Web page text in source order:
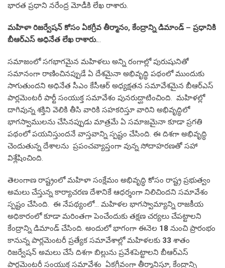
భారత ప్రధాని నరేంద్ర మోడీకి లేఖ రాశారు.
మహిళా రిజర్వేషన్ కోసం ఏకగ్రీవ తీర్మానం, కేంద్రాన్ని డిమాండ్ – ప్రధానికి
బీఆర్ఎస్ అధినేత లేఖ రాశారు...
సమాజంలో సగభాగమైన మహిళలు అన్ని రంగాల్లో పురుషునితో
సమానంగా రాణించినప్పుడే ఏ దేశమైనా అభివృద్ధి పథంలో ముందుకు
సాగుతుందని అధినేత సీఎం కేసీఆర్ అధ్యక్షతన సమావేశమైన బీఆర్ఎస్
పార్లమెంటరీ పార్టీ సంయుక్త సమావేశం పునరుద్ఘాటించింది. మహిళల్లో
దాగివున్న శక్తిని వెలికి తీసి వారికి సహకరిస్తూ వారిని అభివృద్ధిలో
భాగస్వాములను చేసినప్పుడు మాత్రమే ఏ సమాజమైనా కూడా ప్రగతి
పథంలో పయనిస్తుందనే వాస్తవాన్ని స్పష్టం చేసింది. ఈ దిశగా అభివృద్ధి
చెందుతున్న దేశాలను ప్రపంచవ్యాప్తంగా వున్న సోదాహరణతో సహా
విశ్లేషించింది.
తెలంగాణ రాష్ట్రంలో మహిళా సంక్షేమం అభివృద్ధి కోసం రాష్ట్ర ప్రభుత్వం
అమలు చేస్తున్న కార్యాచరణ దేశానికే ఆధర్శంగా నిలిచిందని సమావేశం
స్పష్టం చేసింది. ఈ నేపథ్యంలో… మహిళల భాగస్వామ్యాన్ని రాజకీయ
అధికారంలో కూడా మరింతగా పెంచేందుకు తక్షణ చర్యలు చేపట్టాలని
కేంద్రాన్ని డిమాండ్ చేసింది. అందులో భాగంగా ఈనెల 18 నుంచి ప్రారంభం
కానున్న పార్లమెంటరీ ప్రత్యేక సమావేశాల్లో మహిళలకు 33 శాతం
రిజర్వేషన్ అమలు చేసే దిశగా బిల్లును ప్రవేశపెట్టాలని బీఆర్ఎస్
పార్లమెంటరీ సంయుక్త సమావేశం ఏకగ్రీవంగా తీర్మానిస్తూ, కేంద్రాన్ని